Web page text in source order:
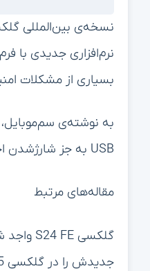
بسیاری از مشکلات
USB به جز شارژشدن اجازه‌ی اتصال و دسترسی به فایل‌های گوشی را نخواهند داشت.
مقاله‌های مرتبط